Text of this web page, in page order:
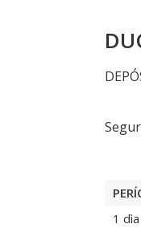
1 dìa